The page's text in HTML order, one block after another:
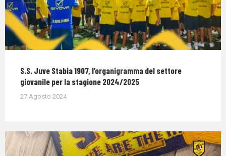
S.S. Juve Stabia 1907, l’organigramma del settore
giovanile per la stagione 2024/2025
27 Agosto 2024